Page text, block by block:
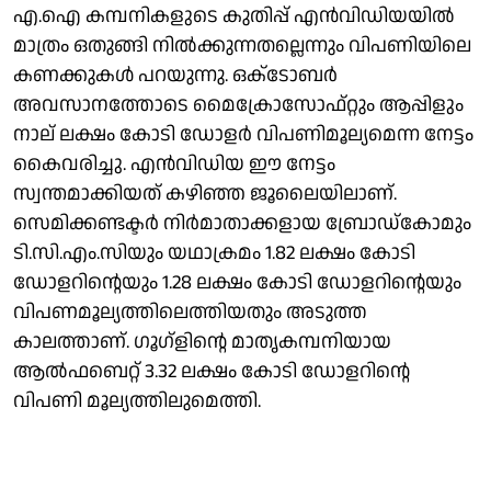
എ.ഐ കമ്പനികളുടെ കുതിപ്പ് എന്‍വിഡിയയില്‍
മാത്രം ഒതുങ്ങി നില്‍ക്കുന്നതല്ലെന്നും വിപണിയിലെ
കണക്കുകള്‍ പറയുന്നു. ഒക്‌ടോബര്‍
അവസാനത്തോടെ മൈക്രോസോഫ്റ്റും ആപ്പിളും
നാല് ലക്ഷം കോടി ഡോളര്‍ വിപണിമൂല്യമെന്ന നേട്ടം
കൈവരിച്ചു. എന്‍വിഡിയ ഈ നേട്ടം
സ്വന്തമാക്കിയത് കഴിഞ്ഞ ജൂലൈയിലാണ്.
സെമിക്കണ്ടക്ടര്‍ നിര്‍മാതാക്കളായ ബ്രോഡ്‌കോമും
ടി.സി.എം.സിയും യഥാക്രമം 1.82 ലക്ഷം കോടി
ഡോളറിന്റെയും 1.28 ലക്ഷം കോടി ഡോളറിന്റെയും
വിപണമൂല്യത്തിലെത്തിയതും അടുത്ത
കാലത്താണ്. ഗൂഗ്‌ളിന്റെ മാതൃകമ്പനിയായ
ആല്‍ഫബെറ്റ് 3.32 ലക്ഷം കോടി ഡോളറിന്റെ
വിപണി മൂല്യത്തിലുമെത്തി.